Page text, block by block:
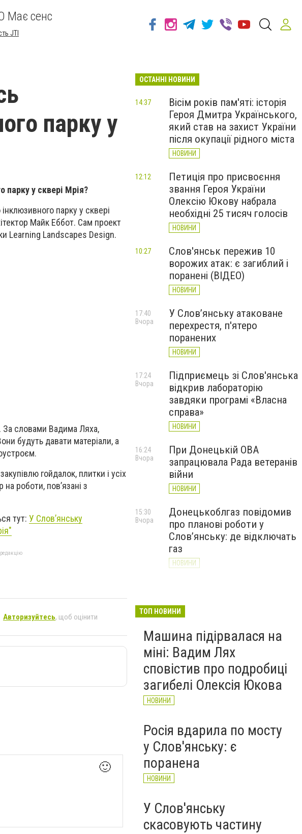
Має сенс
JTI
парку у
парку у сквері Мрія?
парку у сквері
Майк Еббот. Сам проект
Learning Landscapes Design.
За словами Вадима Ляха,
будуть давати матеріали, а
гойдалок, плитки і усіх
роботи, пов’язані з
тут: У Слов’янську
Авторизуйтесь, щоб оцінити
🙂
ОСТАННІ НОВИНИ
Вісім років пам'яті: історія
Героя Дмитра Українського,
який став на захист України
після окупації рідного міста
НОВИНИ
14:37
Петиція про присвоєння
звання Героя України
Олексію Юкову набрала
необхідні 25 тисяч голосів
НОВИНИ
12:12
Слов'янськ пережив 10
ворожих атак: є загиблий і
поранені (ВІДЕО)
НОВИНИ
10:27
У Слов’янську атаковане
перехрестя, п'ятеро
поранених
НОВИНИ
17:40
Вчора
Підприємець зі Слов'янська
відкрив лабораторію
завдяки програмі «Власна
справа»
НОВИНИ
17:24
Вчора
При Донецькій ОВА
запрацювала Рада ветеранів
війни
НОВИНИ
16:24
Вчора
Донецькоблгаз повідомив
про планові роботи у
Слов’янську: де відключать
газ
НОВИНИ
15:30
Вчора
долучилися до відбудови
НОВИНИ
ТОП НОВИНИ
Машина підірвалася на
міні: Вадим Лях
сповістив про подробиці
загибелі Олексія Юкова
НОВИНИ
Росія вдарила по мосту
у Слов'янську: є
поранена
НОВИНИ
У Слов'янську
скасовують частину